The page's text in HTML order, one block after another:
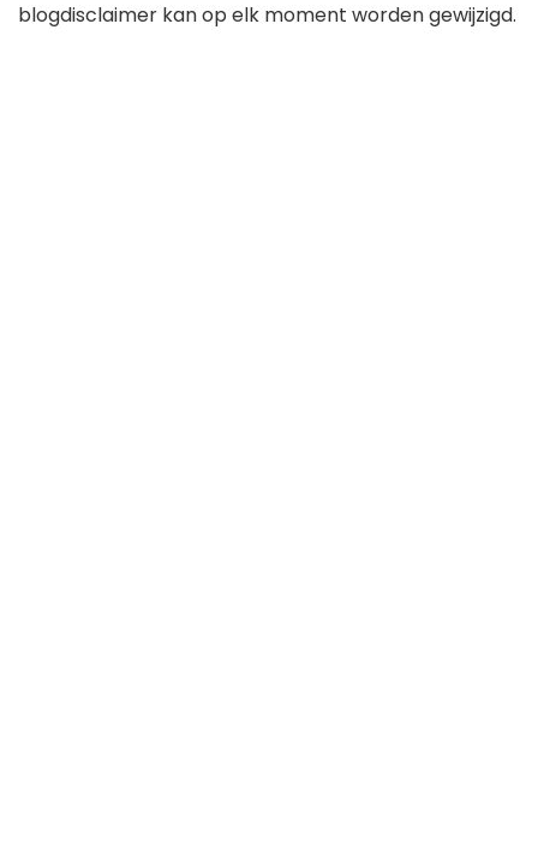
blogdisclaimer kan op elk moment worden gewijzigd.